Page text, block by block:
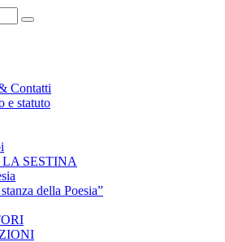
Contatti
e statuto
SESTINA
della Poesia”